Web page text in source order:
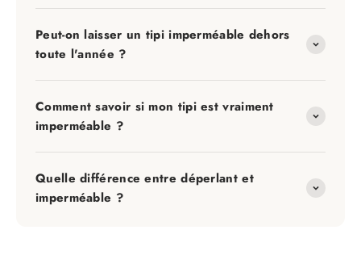
Peut-on laisser un tipi imperméable dehors
toute l'année ?
Comment savoir si mon tipi est vraiment
imperméable ?
Quelle différence entre déperlant et
imperméable ?